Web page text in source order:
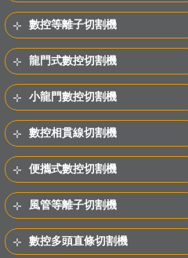
數控等離子切割機
龍門式數控切割機
小龍門數控切割機
數控相貫線切割機
便攜式數控切割機
風管等離子切割機
數控多頭直條切割機